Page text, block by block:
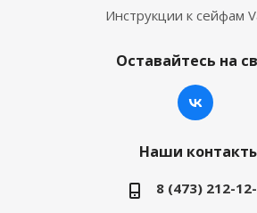
Инструкции к сейфам
Оставайтесь на
Наши
8 (473) 212-